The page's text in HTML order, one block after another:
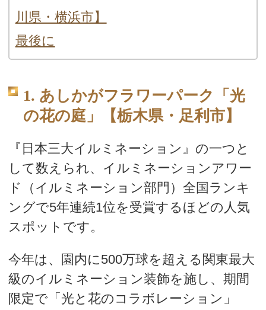
川県・横浜市】
最後に
1. あしかがフラワーパーク「光
の花の庭」【栃木県・足利市】
『日本三大イルミネーション』の一つと
して数えられ、イルミネーションアワー
ド（イルミネーション部門）全国ランキ
ングで5年連続1位を受賞するほどの人気
スポットです。
今年は、園内に500万球を超える関東最大
級のイルミネーション装飾を施し、期間
限定で「光と花のコラボレーション」